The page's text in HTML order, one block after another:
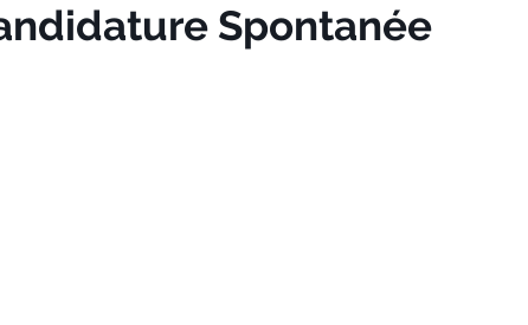
Spontanée